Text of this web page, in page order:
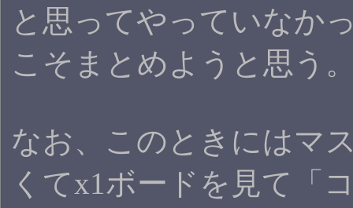
と思ってやっていなか
こそまとめようと思う
なお、このときにはマ
くてx1ボードを見て「